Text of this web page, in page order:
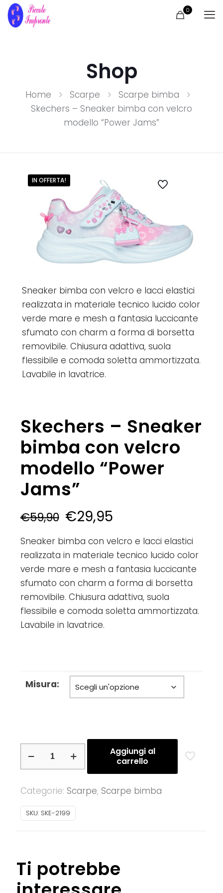
0
Shop
Home Scarpe
Scarpe bimba
Skechers – Sneaker bimba con velcro
modello “Power Jams”
IN OFFERTA!
Sneaker bimba con velcro e lacci elastici
realizzata in materiale tecnico lucido color
verde mare e mesh a fantasia luccicante
sfumato con charm a forma di borsetta
removibile. Chiusura adattiva, suola
flessibile e comoda soletta ammortizzata.
Lavabile in lavatrice.
Skechers – Sneaker
bimba con velcro
modello “Power
Jams”
€59,90 €29,95
Sneaker bimba con velcro e lacci elastici
realizzata in materiale tecnico lucido color
verde mare e mesh a fantasia luccicante
sfumato con charm a forma di borsetta
removibile. Chiusura adattiva, suola
flessibile e comoda soletta ammortizzata.
Lavabile in lavatrice.
Misura:
Skechers
bimba
con
velcro
Jams”
quantità
Aggiungi al
carrello
Categorie: Scarpe, Scarpe bimba
SKU: SKE-2199
Ti potrebbe